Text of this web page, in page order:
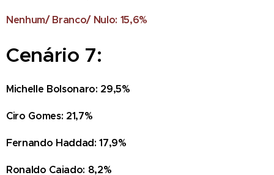
Nenhum/ Branco/ Nulo: 15,6%
Cenário 7:
Michelle Bolsonaro: 29,5%
Ciro Gomes: 21,7%
Fernando Haddad: 17,9%
Ronaldo Caiado: 8,2%